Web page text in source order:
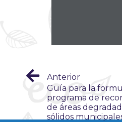
Anterior
Guía para la
programa de
de áreas
sólidos